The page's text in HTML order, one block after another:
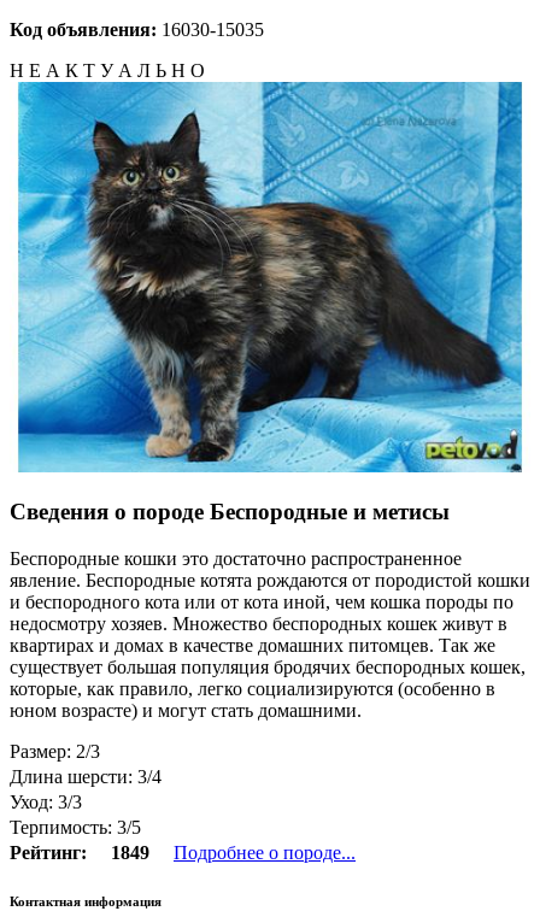
Код объявления: 16030-15035
Н Е А К Т У А Л Ь Н О
Сведения о породе Беспородные и метисы
Беспородные кошки это достаточно распространенное
явление. Беспородные котята рождаются от породистой кошки
и беспородного кота или от кота иной, чем кошка породы по
недосмотру хозяев. Множество беспородных кошек живут в
квартирах и домах в качестве домашних питомцев. Так же
существует большая популяция бродячих беспородных кошек,
которые, как правило, легко социализируются (особенно в
юном возрасте) и могут стать домашними.
Размер: 2/3
Длина шерсти: 3/4
Уход: 3/3
Терпимость: 3/5
Рейтинг:
1849 Подробнее о породе...
Контактная информация